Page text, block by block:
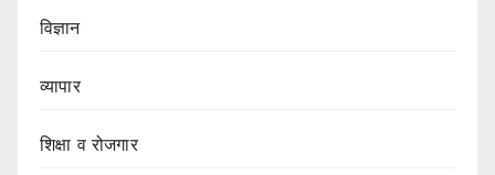
विज्ञान
व्यापार
शिक्षा व रोजगार